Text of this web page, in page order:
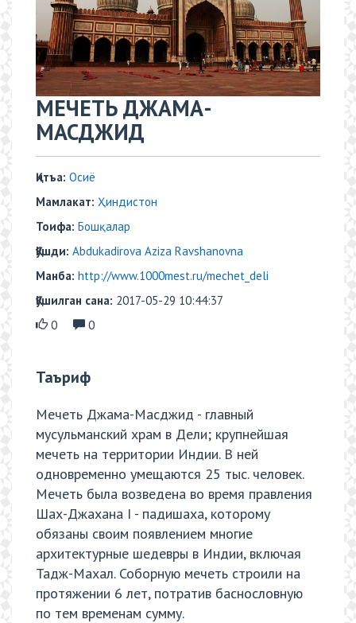
​​МЕЧЕТЬ ДЖАМА-
МАСДЖИД
Қитъа: Осиё
Мамлакат: Ҳиндистон
Тоифа: Бошқалар
Қўшди: Abdukadirova Aziza Ravshanovna
Манба: http://www.1000mest.ru/mechet_deli
Қўшилган сана: 2017-05-29 10:44:37
0
0
Таъриф
Мечеть Джама-Масджид - главный
мусульманский храм в Дели; крупнейшая
мечеть на территории Индии. В ней
одновременно умещаются 25 тыс. человек.
Мечеть была возведена во время правления
Шах-Джахана I - падишаха, которому
обязаны своим появлением многие
архитектурные шедевры в Индии, включая
Тадж-Махал. Соборную мечеть строили на
протяжении 6 лет, потратив баснословную
по тем временам сумму.